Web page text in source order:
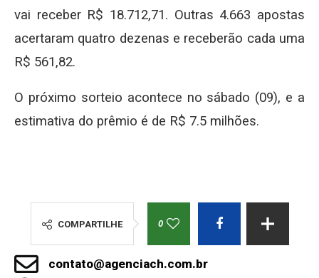
vai receber R$ 18.712,71. Outras 4.663 apostas
acertaram quatro dezenas e receberão cada uma
R$ 561,82.
O próximo sorteio acontece no sábado (09), e a
estimativa do prêmio é de R$ 7.5 milhões.
COMPARTILHE 0
contato@agenciach.com.br